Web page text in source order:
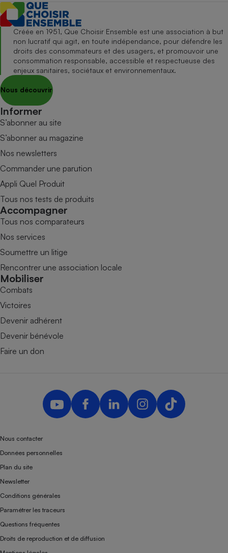
Créée en 1951, Que Choisir Ensemble est une association à but
non lucratif qui agit, en toute indépendance, pour défendre les
droits des consommateurs et des usagers, et promouvoir une
consommation responsable, accessible et respectueuse des
enjeux sanitaires, sociétaux et environnementaux.
Nous découvrir
Informer
S’abonner au site
S’abonner au magazine
Nos newsletters
Commander une parution
Appli Quel Produit
Tous nos tests de produits
Accompagner
Tous nos comparateurs
Nos services
Soumettre un litige
Rencontrer une association locale
Mobiliser
Combats
Victoires
Devenir adhérent
Devenir bénévole
Faire un don
Nous contacter
Données personnelles
Plan du site
Newsletter
Conditions générales
Paramétrer les traceurs
Questions fréquentes
Droits de reproduction et de diffusion